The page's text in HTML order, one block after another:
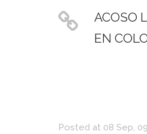
ACOSO
EN
Posted at 08 Sep,